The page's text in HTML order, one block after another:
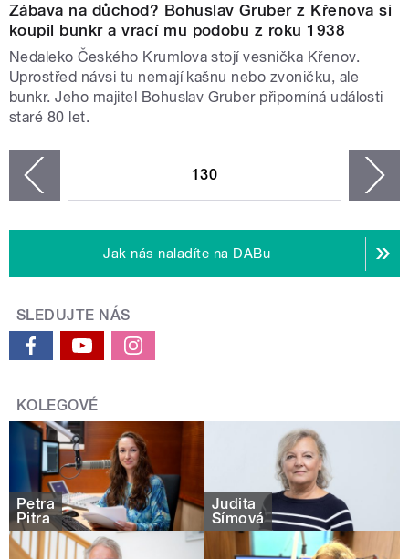
Zábava na důchod? Bohuslav Gruber z Křenova si
koupil bunkr a vrací mu podobu z roku 1938
Nedaleko Českého Krumlova stojí vesnička Křenov.
Uprostřed návsi tu nemají kašnu nebo zvoničku, ale
bunkr. Jeho majitel Bohuslav Gruber připomíná události
staré 80 let.
130
Jak nás naladíte na DABu
SLEDUJTE NÁS
KOLEGOVÉ
Petra
Pitra
Judita
Šímová